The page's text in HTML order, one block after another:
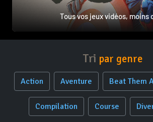
Tous vos jeux vidéos, moins
Tri par genre
Action Aventure Beat Them
Compilation Course